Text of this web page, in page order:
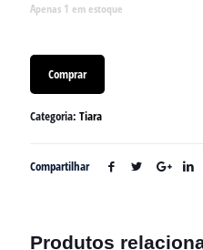
Apenas 1 em estoque
Comprar
Categoria: Tiara
Compartilhar
Produtos